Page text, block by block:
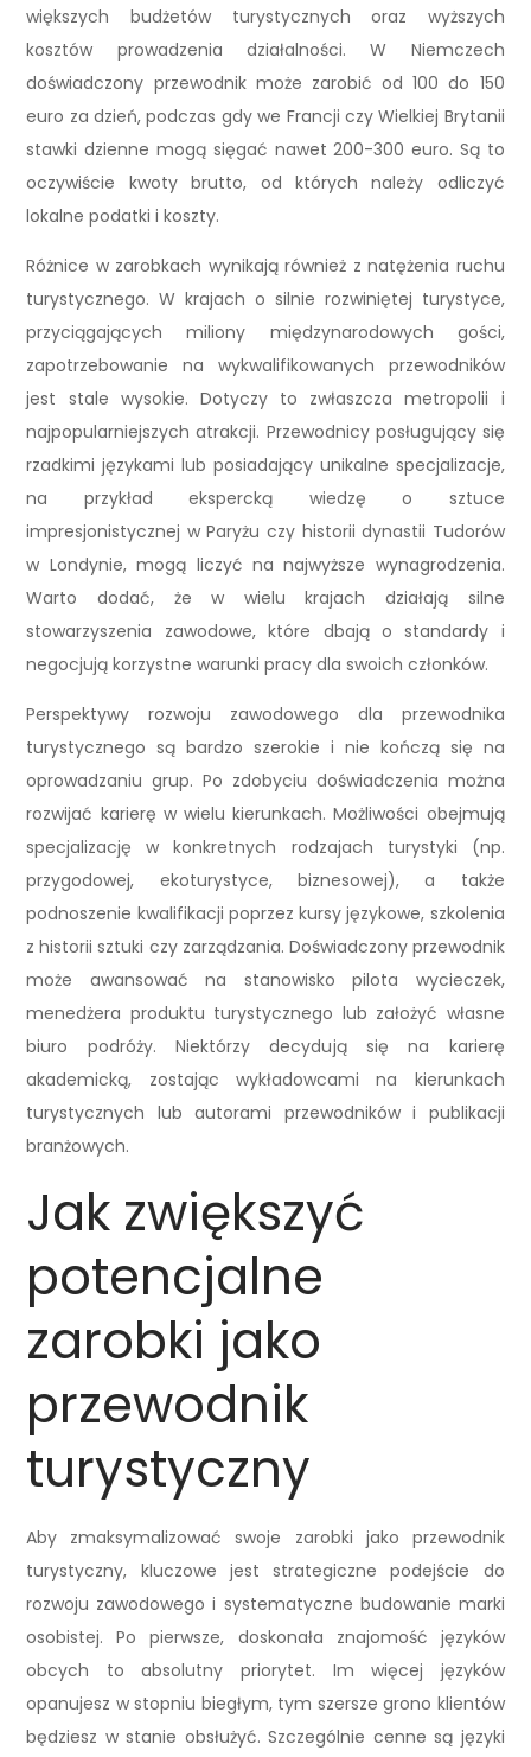
większych budżetów turystycznych oraz wyższych
kosztów prowadzenia działalności. W Niemczech
doświadczony przewodnik może zarobić od 100 do 150
euro za dzień, podczas gdy we Francji czy Wielkiej Brytanii
stawki dzienne mogą sięgać nawet 200-300 euro. Są to
oczywiście kwoty brutto, od których należy odliczyć
lokalne podatki i koszty.
Różnice w zarobkach wynikają również z natężenia ruchu
turystycznego. W krajach o silnie rozwiniętej turystyce,
przyciągających miliony międzynarodowych gości,
zapotrzebowanie na wykwalifikowanych przewodników
jest stale wysokie. Dotyczy to zwłaszcza metropolii i
najpopularniejszych atrakcji. Przewodnicy posługujący się
rzadkimi językami lub posiadający unikalne specjalizacje,
na przykład ekspercką wiedzę o sztuce
impresjonistycznej w Paryżu czy historii dynastii Tudorów
w Londynie, mogą liczyć na najwyższe wynagrodzenia.
Warto dodać, że w wielu krajach działają silne
stowarzyszenia zawodowe, które dbają o standardy i
negocjują korzystne warunki pracy dla swoich członków.
Perspektywy rozwoju zawodowego dla przewodnika
turystycznego są bardzo szerokie i nie kończą się na
oprowadzaniu grup. Po zdobyciu doświadczenia można
rozwijać karierę w wielu kierunkach. Możliwości obejmują
specjalizację w konkretnych rodzajach turystyki (np.
przygodowej, ekoturystyce, biznesowej), a także
podnoszenie kwalifikacji poprzez kursy językowe, szkolenia
z historii sztuki czy zarządzania. Doświadczony przewodnik
może awansować na stanowisko pilota wycieczek,
menedżera produktu turystycznego lub założyć własne
biuro podróży. Niektórzy decydują się na karierę
akademicką, zostając wykładowcami na kierunkach
turystycznych lub autorami przewodników i publikacji
branżowych.
Jak zwiększyć
potencjalne
zarobki jako
przewodnik
turystyczny
Aby zmaksymalizować swoje zarobki jako przewodnik
turystyczny, kluczowe jest strategiczne podejście do
rozwoju zawodowego i systematyczne budowanie marki
osobistej. Po pierwsze, doskonała znajomość języków
obcych to absolutny priorytet. Im więcej języków
opanujesz w stopniu biegłym, tym szersze grono klientów
będziesz w stanie obsłużyć. Szczególnie cenne są języki